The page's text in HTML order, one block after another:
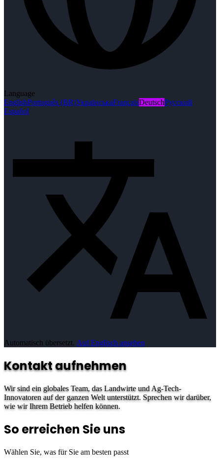
Language
EnglishPortuguês (BR)УкраїнськаFrançaisDeutschРусский
Español
Automatisch übersetzt. Auf Englisch ansehen
Kontakt aufnehmen
Wir sind ein globales Team, das Landwirte und Ag-Tech-
Innovatoren auf der ganzen Welt unterstützt. Sprechen wir darüber,
wie wir Ihrem Betrieb helfen können.
So erreichen Sie uns
Wählen Sie, was für Sie am besten passt